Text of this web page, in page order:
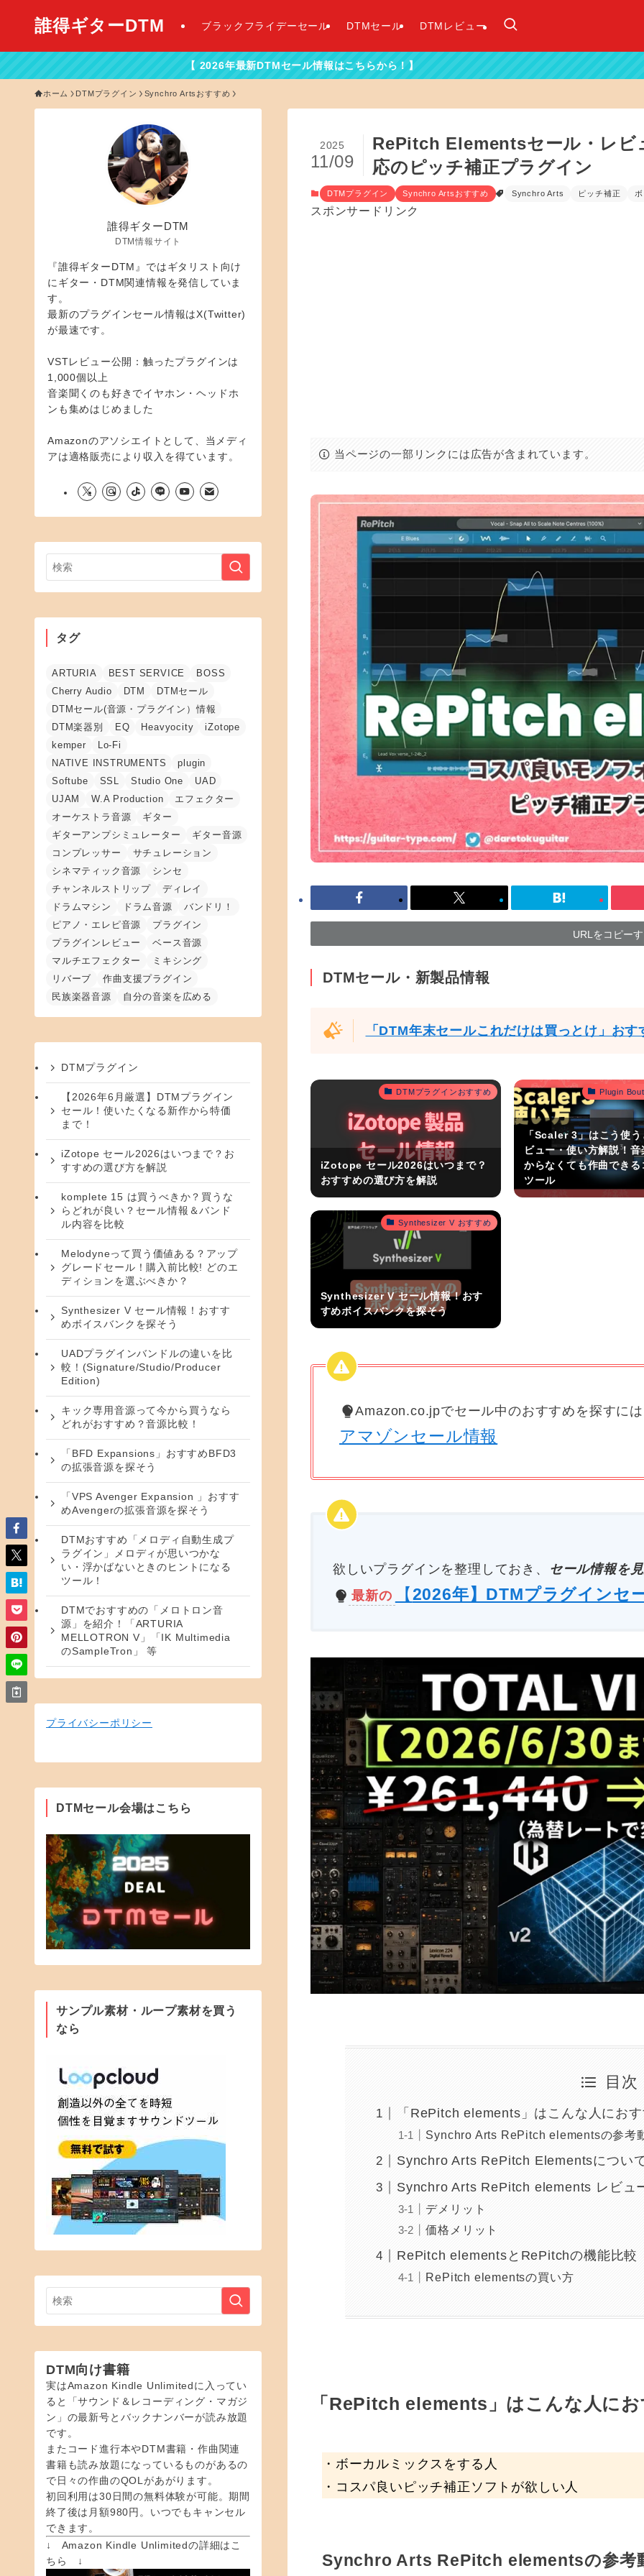
誰得ギターDTM ブラックフライデーセール DTMセール DTMレビュー
【 2026年最新DTMセール情報はこちらから！】
ホーム DTMプラグイン Synchro Artsおすすめ
RePitch Elementsセール・レビ
応のピッチ補正プラグイン
2025
11/09
DTMプラグイン Synchro Artsおすすめ Synchro Arts ピッチ補正
スポンサードリンク
当ページの一部リンクには広告が含まれています。
URLをコピー
DTMセール・新製品情報
「DTM年末セールこれだけは買っとけ」お
DTMプラグインおすすめ
iZotope セール2026はいつまで？
おすすめの選び方を解説
Plugin
「Scaler 3」はこう使
ビュー・使い方解説！
からなくても作曲できる
ツール
Synthesizer V おすすめ
Synthesizer V セール情報！おす
すめボイスバンクを探そう
Amazon.co.jpでセール中のおすすめを探すに
アマゾンセール情報
欲しいプラグインを整理しておき、
セール情報を
最新の
【 2026年】DTMプラグインセ
目次
「RePitch elements」はこんな人にお
Synchro Arts RePitch elementsの参考
Synchro Arts RePitch Elementsについ
Synchro Arts RePitch elements レビュ
デメリット
価格メリット
RePitch elementsとRePitchの機能比較
RePitch elementsの買い方
「RePitch elements」はこんな人に
・ボーカルミックスをする人
・コスパ良いピッチ補正ソフトが欲しい人
Synchro Arts RePitch elementsの参考
誰得ギターDTM
DTM情報サイト
『誰得ギターDTM』ではギタリスト向け
にギター・DTM関連情報を発信していま
す。
最新のプラグインセール情報はX(Twitter)
が最速です。
VSTレビュー公開：触ったプラグインは
1,000個以上
音楽聞くのも好きでイヤホン・ヘッドホ
ンも集めはじめました
Amazonのアソシエイトとして、当メディ
アは適格販売により収入を得ています。
タグ
ARTURIA BEST SERVICE
BOSS
Cherry Audio
DTM
DTMセール
DTMセール(音源・プラグイン）情報
DTM楽器別
EQ Heavyocity
iZotope
kemper
Lo-Fi
NATIVE INSTRUMENTS
plugin
Softube
SSL Studio One
UAD
UJAM
W.A Production
エフェクター
オーケストラ音源
ギター
ギターアンプシミュレーター
ギター音源
コンプレッサー
サチュレーション
シネマティック音源
シンセ
チャンネルストリップ
ディレイ
ドラムマシン
ドラム音源
バンドリ！
ピアノ・エレピ音源
プラグイン
プラグインレビュー
ベース音源
マルチエフェクター
ミキシング
リバーブ
作曲支援プラグイン
民族楽器音源
自分の音楽を広める
DTMプラグイン
【2026年6月厳選】DTMプラグイン
セール！使いたくなる新作から特価
まで！
iZotope セール2026はいつまで？お
すすめの選び方を解説
komplete 15 は買うべきか？買うな
らどれが良い？セール情報＆バンド
ル内容を比較
Melodyneって買う価値ある？アップ
グレードセール！購入前比較! どのエ
ディションを選ぶべきか？
Synthesizer V セール情報！おすす
めボイスバンクを探そう
UADプラグインバンドルの違いを比
較！(Signature/Studio/Producer
Edition)
キック専用音源って今から買うなら
どれがおすすめ？音源比較！
「BFD Expansions」おすすめBFD3
の拡張音源を探そう
「VPS Avenger Expansion 」おすす
めAvengerの拡張音源を探そう
DTMおすすめ「メロディ自動生成プ
ラグイン」メロディが思いつかな
い・浮かばないときのヒントになる
ツール！
DTMでおすすめの「メロトロン音
源」を紹介！「ARTURIA
MELLOTRON V」「IK Multimedia
のSampleTron」 等
プライバシーポリシー
DTMセール会場はこちら
サンプル素材・ループ素材を買う
なら
DTM向け書籍
実はAmazon Kindle Unlimitedに入ってい
ると「サウンド＆レコーディング・マガジ
ン」の最新号とバックナンバーが読み放題
です。
またコード進行本やDTM書籍・作曲関連
書籍も読み放題になっているものがあるの
で日々の作曲のQOLがあがります。
初回利用は30日間の無料体験が可能。期間
終了後は月額980円。いつでもキャンセル
できます。
↓ Amazon Kindle Unlimitedの詳細はこ
ちら ↓